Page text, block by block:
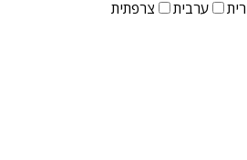
ערבית צרפתית